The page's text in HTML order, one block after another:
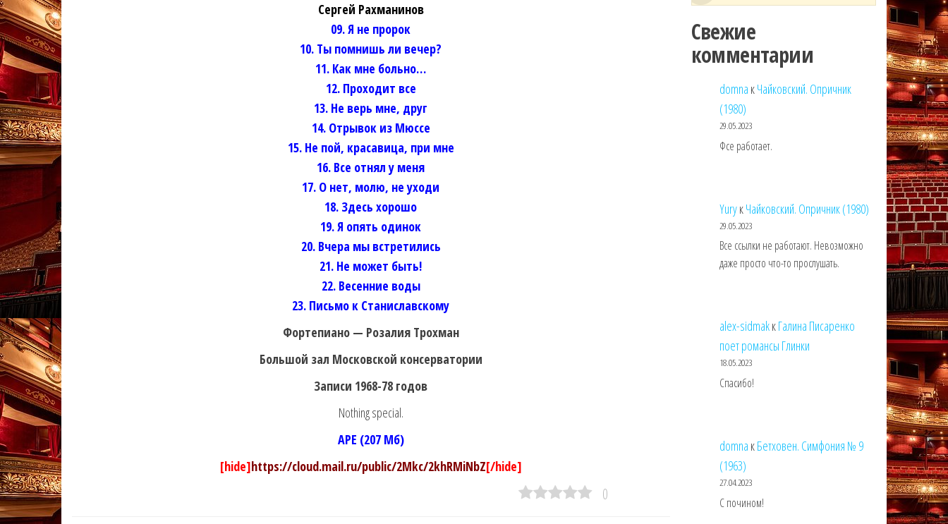
Сергей Рахманинов
09. Я не пророк
10. Ты помнишь ли вечер?
11. Как мне больно…
12. Проходит все
13. Не верь мне, друг
14. Отрывок из Мюссе
15. He пой, красавица, при мне
16. Все отнял у меня
17. О нет, молю, не уходи
18. Здесь хорошо
19. Я опять одинок
20. Вчера мы встретились
21. Не может быть!
22. Весенние воды
23. Письмо к Станиславскому
Фортепиано — Розалия Трохман
Большой зал Московской консерватории
Записи 1968-78 годов
Nothing special.
APE (207 Мб)
[hide]https://cloud.mail.ru/public/2Mkc/2khRMiNbZ[/hide]
0
Свежие
комментарии
domna кЧайковский. Опричник
(1980)
29.05.2023
Фсе работает.
YuryкЧайковский. Опричник (1980)
29.05.2023
Все ссылки не работают. Невозможно
даже просто что-то прослушать.
alex-sidmakкГалина Писаренко
поет романсы Глинки
18.05.2023
Спасибо!
domna кБетховен. Симфония № 9
(1963)
27.04.2023
С почином!